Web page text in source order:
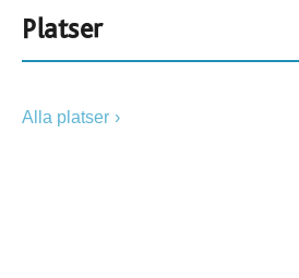
Platser
Alla platser